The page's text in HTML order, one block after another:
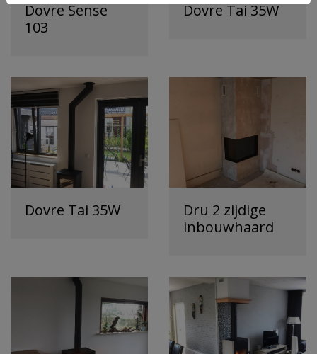
Dovre Sense
103
Dovre Tai 35W
Dovre Tai 35W
Dru 2 zijdige
inbouwhaard